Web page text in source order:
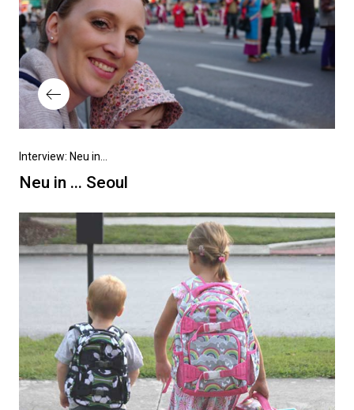
Vorheriger
Beitrag
Interview: Neu in...
Neu in ... Seoul